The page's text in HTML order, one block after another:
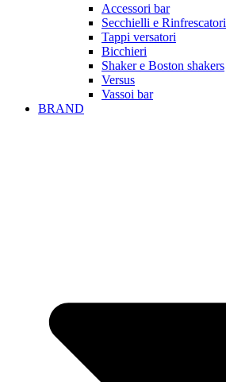
Accessori bar
Secchielli e Rinfrescatori
Tappi versatori
Bicchieri
Shaker e Boston shakers
Versus
Vassoi bar
BRAND